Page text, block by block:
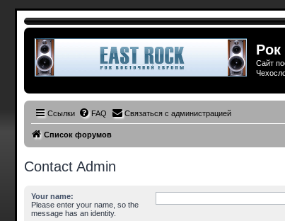
Сайт
Ссылки FAQ Связаться с администрацией
Список форумов
Contact Admin
Your name:
Please enter your name, so the
message has an identity.